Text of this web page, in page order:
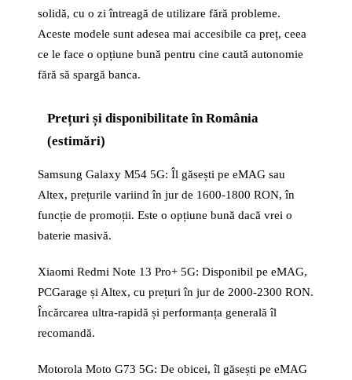
solidă, cu o zi întreagă de utilizare fără probleme.
Aceste modele sunt adesea mai accesibile ca preț, ceea
ce le face o opțiune bună pentru cine caută autonomie
fără să spargă banca.
Prețuri și disponibilitate în România
(estimări)
Samsung Galaxy M54 5G: Îl găsești pe eMAG sau
Altex, prețurile variind în jur de 1600-1800 RON, în
funcție de promoții. Este o opțiune bună dacă vrei o
baterie masivă.
Xiaomi Redmi Note 13 Pro+ 5G: Disponibil pe eMAG,
PCGarage și Altex, cu prețuri în jur de 2000-2300 RON.
Încărcarea ultra-rapidă și performanța generală îl
recomandă.
Motorola Moto G73 5G: De obicei, îl găsești pe eMAG